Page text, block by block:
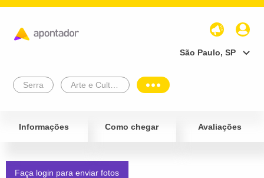
São Paulo, SP
Serra
Informações Como chegar Avaliações
Faça login para enviar fotos